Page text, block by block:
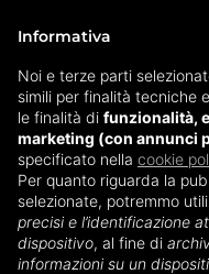
Informativa
Noi e terze parti
simili per finalità tecniche
le finalità di funzionalità,
marketing (con annunci
specificato nella cookie
Per quanto riguarda la
selezionate, potremmo
precisi e l’identificazione
dispositivo, al fine di
informazioni su un
Home»Tiralatte»
Tiralatte
Il tiralatte elettrico
più affidabili e